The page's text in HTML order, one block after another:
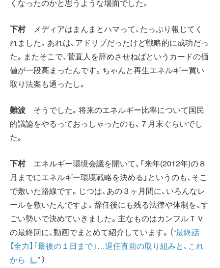
くなったのかと思うような場面でした。
下村メディアはまんまとハマって、たっぷり報じてく
れました。あれは、アドリブだったけど戦略的に成功だっ
た。またそこで、菅直人を辞めさせねばというカードの価
値が一段高まったんです。ちゃんと再生エネルギー買い
取り法案も通ったし。
難波 そうでした。将来のエネルギー比率について国民
的議論をやるっておっしゃったのも、７月末ぐらいでし
た。
下村エネルギー環境会議を開いて、「来年(2012年)の８
月までにエネルギー環境戦略を決める」というのも、そこ
で敷いた路線です。じつは、あの３ヶ月間に、いろんなレ
ールを敷いたんですよ。辞任後にも残る法律や体制を、す
ごい勢いで決めていきました。主なものはカンフルＴＶ
の最終回に、動画でまとめて紹介しています。（“最終話
【全力】「最後の１日まで」…退任直前の取り組みと、これ
から
” ）